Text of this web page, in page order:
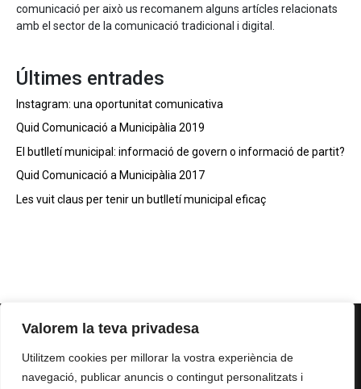
Valorem la teva privadesa
Utilitzem cookies per millorar la vostra experiència de
navegació, publicar anuncis o contingut personalitzats i
comunicació per això us recomanem alguns artícles relacionats
amb el sector de la comunicació tradicional i digital.
Últimes entrades
Instagram: una oportunitat comunicativa
Quid Comunicació a Municipàlia 2019
El butlletí municipal: informació de govern o informació de partit?
Quid Comunicació a Municipàlia 2017
Les vuit claus per tenir un butlletí municipal eficaç